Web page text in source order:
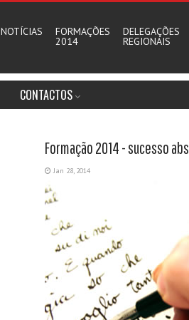
NOTÍCIAS FORMAÇÕES
2014
DELEGAÇÕES
REGIONAIS
CONTACTOS
Formação 2014 - sucesso
Jan 28, 2014